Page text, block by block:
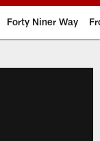
Forty Niner Way